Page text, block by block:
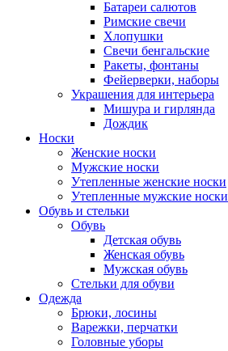
Батареи салютов
Римские свечи
Хлопушки
Свечи бенгальские
Ракеты, фонтаны
Фейерверки, наборы
Украшения для интерьера
Мишура и гирлянда
Дождик
Носки
Женские носки
Мужские носки
Утепленные женские носки
Утепленные мужские носки
Обувь и стельки
Обувь
Детская обувь
Женская обувь
Мужская обувь
Стельки для обуви
Одежда
Брюки, лосины
Варежки, перчатки
Головные уборы